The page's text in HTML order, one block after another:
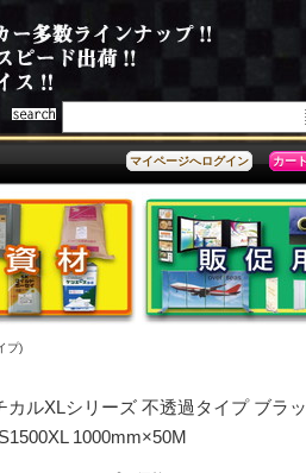
マイページへログイン カー
プ)
カルXLシリーズ 不透過タイプ ブラッ
1000mm×50M